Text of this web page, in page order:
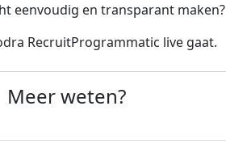
eenvoudig en transparant maken?
RecruitProgrammatic live gaat.
Meer weten?